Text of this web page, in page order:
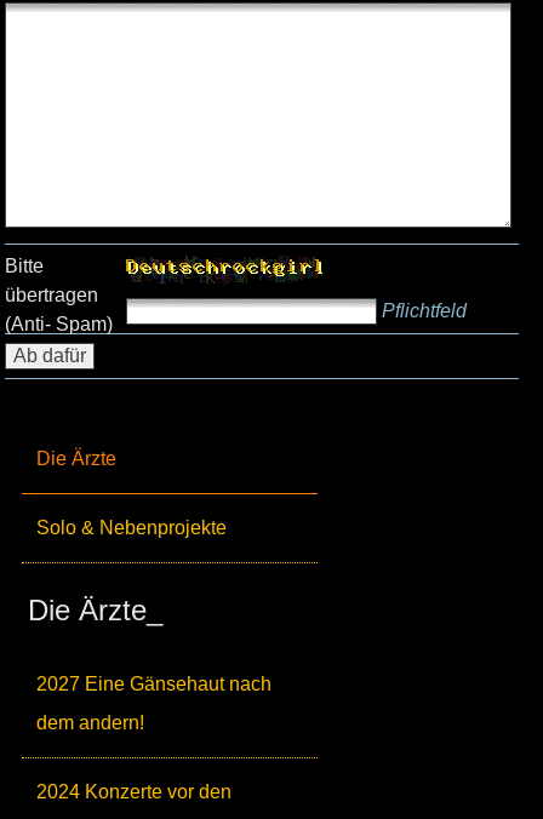
Die Ärzte
Solo & Nebenprojekte
Die Ärzte_
2027 Eine Gänsehaut nach
dem andern!
2024 Konzerte vor den
Bitte
übertragen
(Anti- Spam)
Pflichtfeld